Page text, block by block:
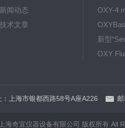
新闻动态
技术文章
：上海市银都西路58号A座A226
海奇宜仪器设备有限公司 版权所有 All